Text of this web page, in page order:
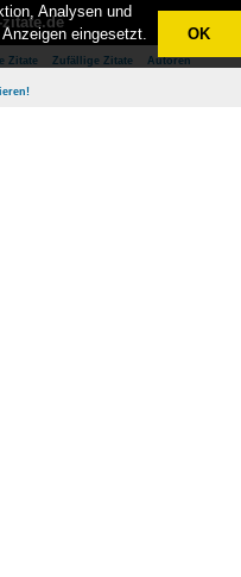
Zitate Zufällige Zitate Autoren
Analysen und
eingesetzt.
OK